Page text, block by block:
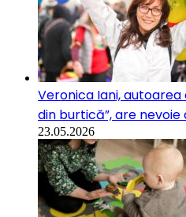
Veronica Iani,
din burtică”, are nevoie
23.05.2026